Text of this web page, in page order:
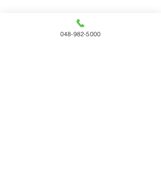
048-982-5000